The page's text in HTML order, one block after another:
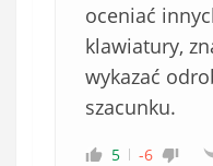
oceniać
klawiatury,
wykazać
szacunku.
5 -6